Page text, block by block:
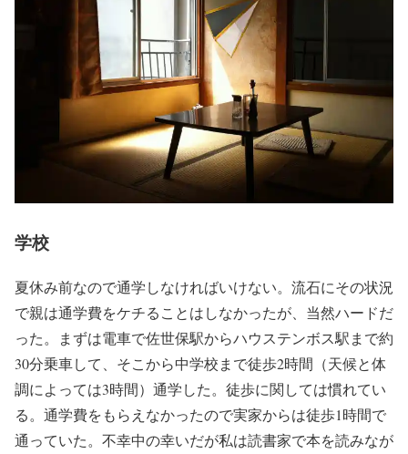
学校
夏休み前なので通学しなければいけない。流石にその状況
で親は通学費をケチることはしなかったが、当然ハードだ
った。まずは電車で佐世保駅からハウステンボス駅まで約
30分乗車して、そこから中学校まで徒歩2時間（天候と体
調によっては3時間）通学した。徒歩に関しては慣れてい
る。通学費をもらえなかったので実家からは徒歩1時間で
通っていた。不幸中の幸いだが私は読書家で本を読みなが